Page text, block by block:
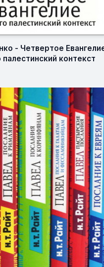
- Четвертое
палестинский контекст